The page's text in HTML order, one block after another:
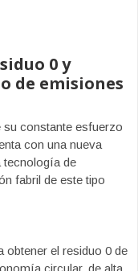
0 y
de emisiones
constante esfuerzo
con una nueva
tecnología de
fabril de este tipo
obtener el residuo 0 de
circular, de alta